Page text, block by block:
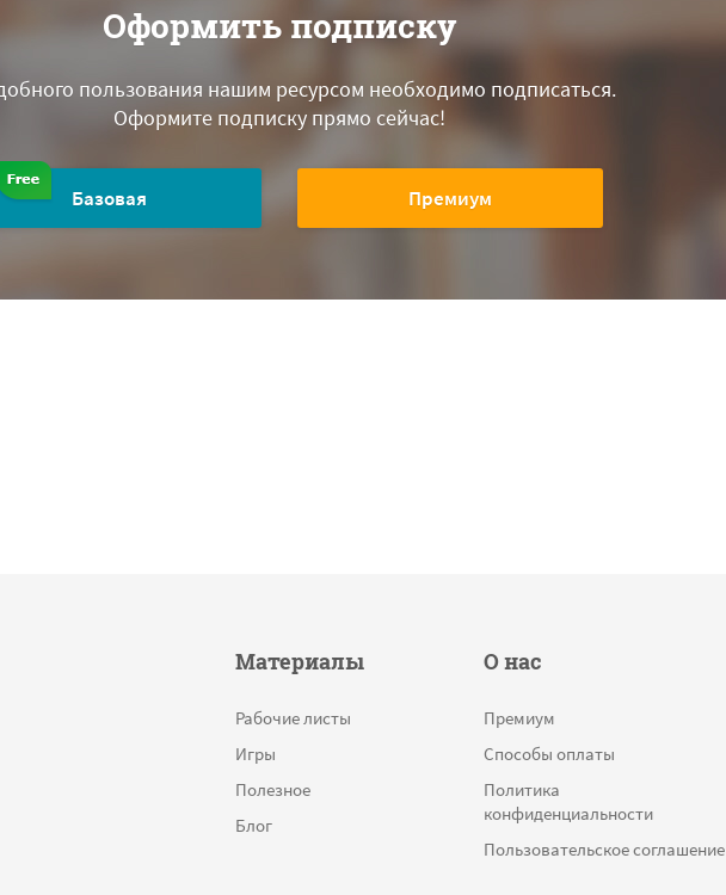
Оформить подписку
пользования нашим ресурсом необходимо подписаться.
Оформите подписку прямо сейчас!
Базовая Премиум
Материалы
Рабочие листы
Игры
Полезное
Блог
О нас
Премиум
Способы оплаты
Политика
конфиденциальности
Пользовательское соглашение